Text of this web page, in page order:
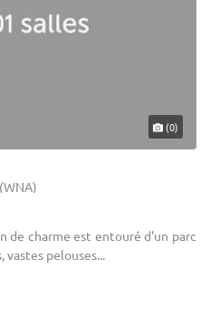
(0)
de charme est entouré d'un parc
vastes pelouses...